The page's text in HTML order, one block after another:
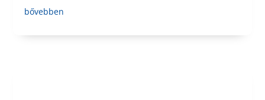
bővebben